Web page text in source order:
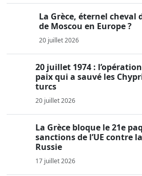
La Grèce, éternel cheval
de Moscou en Europe ?
20 juillet 2026
20 juillet 1974 :
paix qui a sauvé les
turcs
20 juillet 2026
La Grèce bloque le 21e
sanctions de l’UE contre la
Russie
17 juillet 2026